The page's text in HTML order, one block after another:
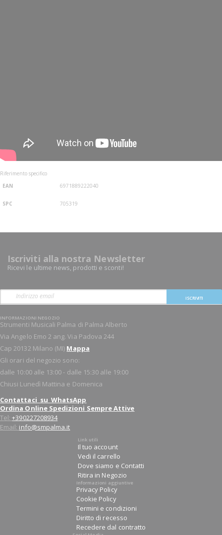
Riferimento specifico
EAN
6971889222040
SPC 705319
Iscriviti alla nostra Newsletter
Ricevi le ultime news, prodotti e sconti!
ISCRIVITI
INFORMAZIONI NEGOZIO
Strumenti Musicali Palma di Palma Alberto
Via Angelo Emo 2 ang. Via Padova 244
Cap 20132 Milano (MI) Mappa
Gli orari del negozio sono:
dalle 10:00 alle 13:00 - dalle 15:30 alle 19:00
Chiusi Lunedì Mattina e Domenica
Contattaci su WhatsApp
Ordina Online Spedizioni Sempre Attive
Tel:+390227208934
Email: info@smpalma.it
Link utili
Il tuo account
Vedi il carrello
Dove siamo e Contatti
Ritira in Negozio
Informazioni aggiuntive
Privacy Policy
Cookie Policy
Termini e condizioni
Diritto di recesso
Recedere dal contratto